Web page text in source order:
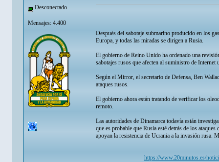
Desconectado
Mensajes: 4.400
Después del sabotaje submarino producido en los
Europa, y todas las miradas se dirigen a Rusia.
El gobierno de Reino Unido ha ordenado una
sabotajes rusos que afecten al suministro de Internet
Según el Mirror, el secretario de Defensa, Ben
ataques rusos.
El gobierno ahora están tratando de verificar los
remoto.
Las autoridades de Dinamarca todavía están
que es probable que Rusia esté detrás de los
apoyan la resistencia de Ucrania a la invasión rusa.
https://www.20minutos.es/